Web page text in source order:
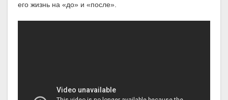
его жизнь на «до» и «после».